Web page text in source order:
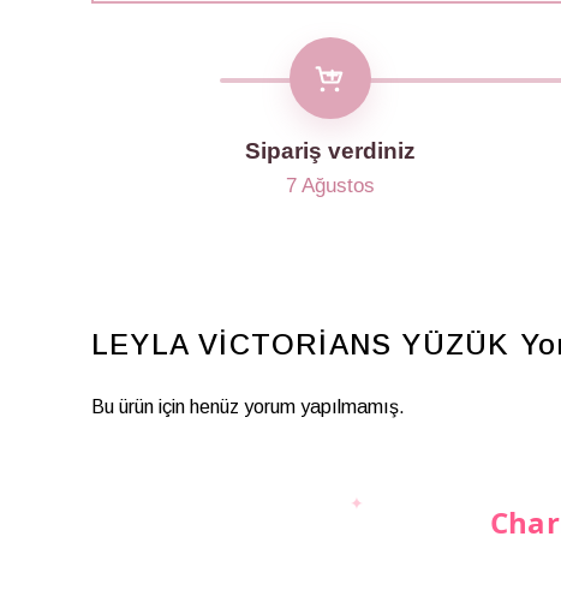
Sipariş verdiniz
7 Ağustos
LEYLA VİCTORİANS YÜZÜK
Bu ürün için henüz yorum yapılmamış.